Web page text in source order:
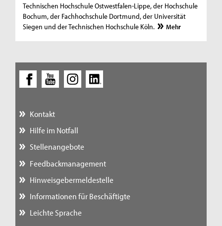
Technischen Hochschule Ostwestfalen-Lippe, der Hochschule
Bochum, der Fachhochschule Dortmund, der Universität
Siegen und der Technischen Hochschule Köln.
Mehr
Kontakt
Hilfe im Notfall
Stellenangebote
Feedbackmanagement
Hinweisgebermeldestelle
Informationen für Beschäftigte
Leichte Sprache